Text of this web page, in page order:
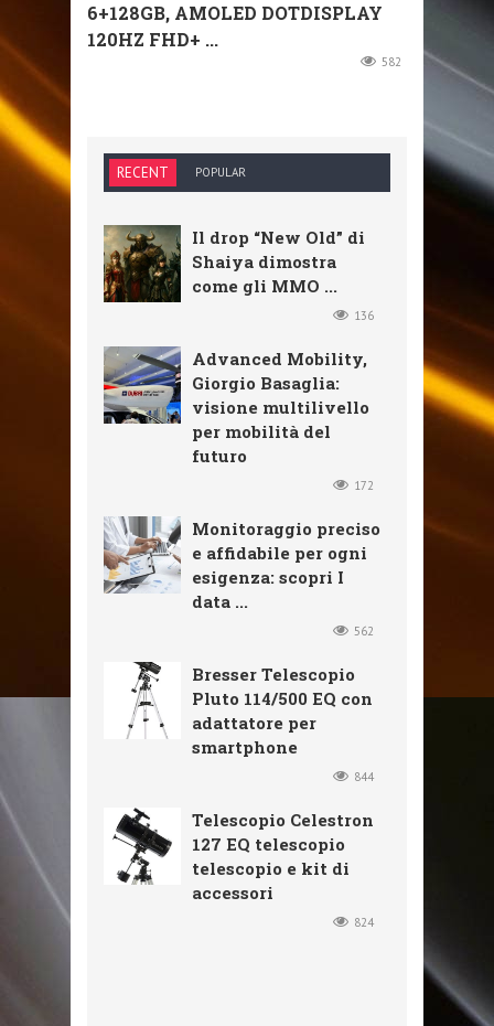
6+128GB, AMOLED DOTDISPLAY
120HZ FHD+ ...
582
RECENT POPULAR
Il drop “New Old” di
Shaiya dimostra
come gli MMO ...
136
Advanced Mobility,
Giorgio Basaglia:
visione multilivello
per mobilità del
futuro
172
Monitoraggio preciso
e affidabile per ogni
esigenza: scopri I
data ...
562
Bresser Telescopio
Pluto 114/500 EQ con
adattatore per
smartphone
844
Telescopio Celestron
127 EQ telescopio
telescopio e kit di
accessori
824